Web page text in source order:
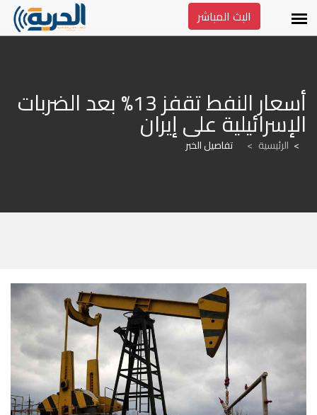
البث المباشر
الإسرائيلية على إيران
الرئيسية > تفاصيل الخبر